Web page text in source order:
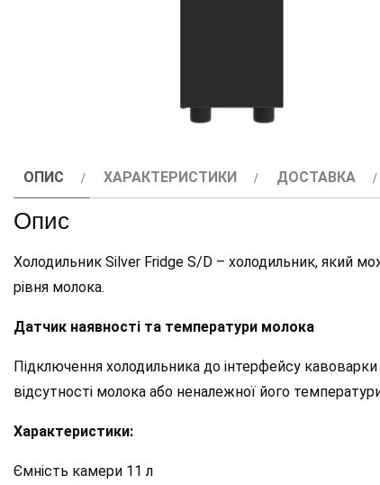
ОПИС ХАРАКТЕРИСТИКИ ДОСТАВКА
Опис
Холодильник Silver Fridge S/D – холодильник, який
рівня молока.
Датчик наявності та температури молока
Підключення холодильника до інтерфейсу
відсутності молока або неналежної його
Характеристики:
Ємність камери 11 л